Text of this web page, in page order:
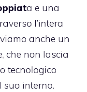
a e una
l’intera
anche un
che non lascia
tecnologico
suo interno.